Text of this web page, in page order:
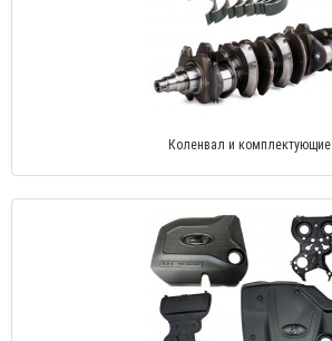
Коленвал и комплектующие